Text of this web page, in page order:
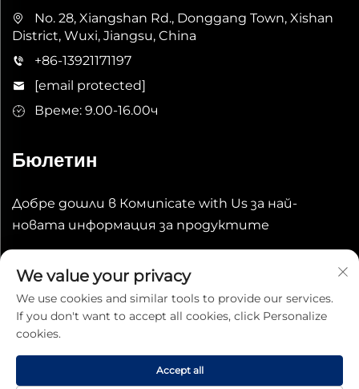
No. 28, Xiangshan Rd., Donggang Town, Xishan
District, Wuxi, Jiangsu, China
+86-13921171197
[email protected]
Време: 9.00-16.00ч
Бюлетин
Добре дошли в Комunicate with Us за най-
новата информация за продуктите
Copyright © 2025 China Wuxi Leeqian Int'l Co., Ltd. Всички
We value your privacy
We use cookies and similar tools to provide our services.
If you don't want to accept all cookies, click Personalize
cookies.
Accept all